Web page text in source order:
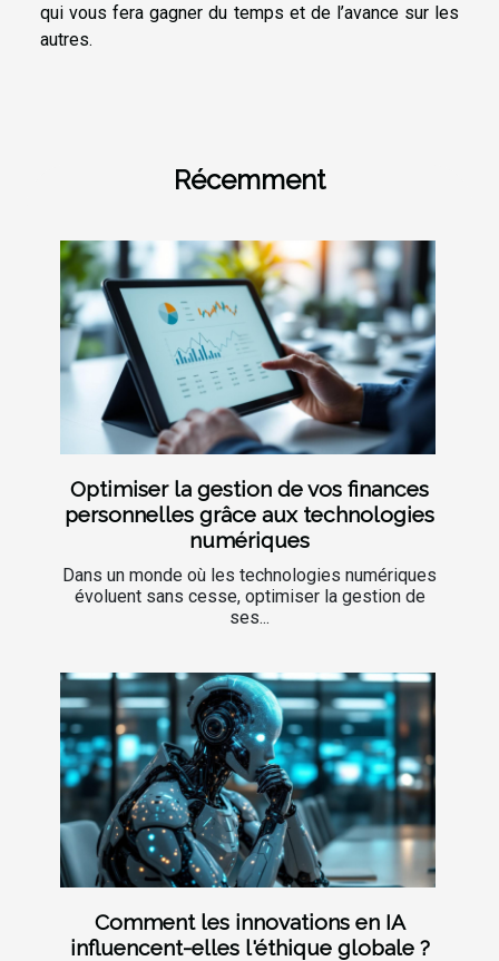
qui vous fera gagner du temps et de l’avance sur les
autres.
Récemment
Optimiser la gestion de vos finances
personnelles grâce aux technologies
numériques
Dans un monde où les technologies numériques
évoluent sans cesse, optimiser la gestion de
ses...
Comment les innovations en IA
influencent-elles l'éthique globale ?